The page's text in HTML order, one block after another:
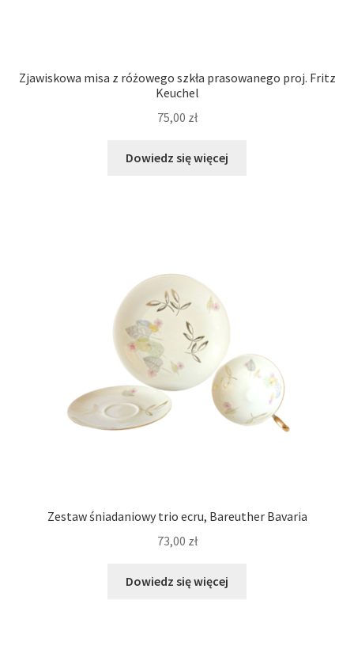
Zjawiskowa misa z różowego szkła prasowanego proj. Fritz
Keuchel
75,00 zł
Dowiedz się więcej
Zestaw śniadaniowy trio ecru, Bareuther Bavaria
73,00 zł
Dowiedz się więcej